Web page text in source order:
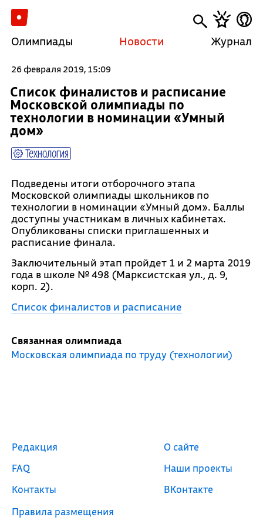
Олимпиады Новости Журнал
26 февраля 2019, 15:09
Список финалистов и расписание
Московской олимпиады по
технологии в номинации «Умный
дом»
Технология
Подведены итоги отборочного этапа
Московской олимпиады школьников по
технологии в номинации «Умный дом». Баллы
доступны участникам в личных кабинетах.
Опубликованы списки приглашенных и
расписание финала.
Заключительный этап пройдет 1 и 2 марта 2019
года в школе № 498 (Марксистская ул., д. 9,
корп. 2).
Список финалистов и расписание
Связанная олимпиада
Московская олимпиада по труду (технологии)
Редакция
FAQ
Контакты
Правила размещения
О сайте
Наши проекты
ВКонтакте